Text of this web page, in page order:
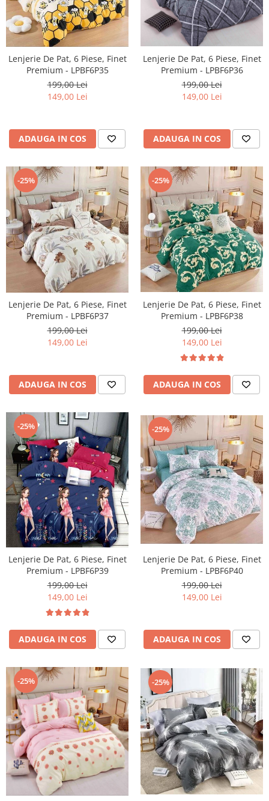
Lenjerie De Pat, 6 Piese, Finet
Premium - LPBF6P35
199,00 Lei
149,00 Lei
ADAUGA IN COS
Lenjerie De Pat, 6 Piese, Finet
Premium - LPBF6P36
199,00 Lei
149,00 Lei
ADAUGA IN COS
-25%
Lenjerie De Pat, 6 Piese, Finet
Premium - LPBF6P37
199,00 Lei
149,00 Lei
ADAUGA IN COS
-25%
Lenjerie De Pat, 6 Piese, Finet
Premium - LPBF6P38
199,00 Lei
149,00 Lei
ADAUGA IN COS
-25%
Lenjerie De Pat, 6 Piese, Finet
Premium - LPBF6P39
199,00 Lei
149,00 Lei
ADAUGA IN COS
-25%
Lenjerie De Pat, 6 Piese, Finet
Premium - LPBF6P40
199,00 Lei
149,00 Lei
ADAUGA IN COS
-25% -25%